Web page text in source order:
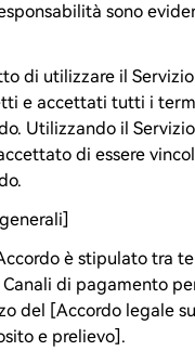
sono
di utilizzare il
e accettati tutti i
Utilizzando il
di essere
è stipulato tra
di pagamento
del [Accordo legale
e prelievo].